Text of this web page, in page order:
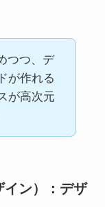
つつ、デ
が作れる
が高次元
ン）：デザ